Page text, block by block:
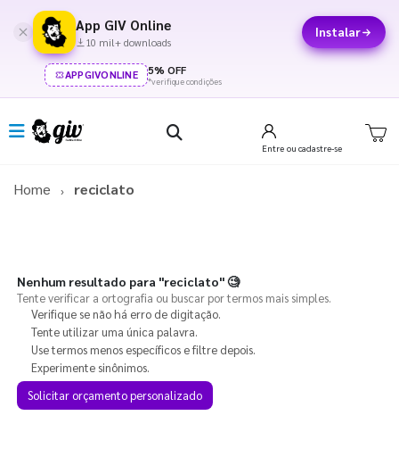
App GIV Online
10 mil+ downloads
Instalar
APPGIVONLINE 5% OFF
*verifique condições
Entre ou cadastre-se
Home reciclato
Nenhum resultado para "reciclato"🧐
Tente verificar a ortografia ou buscar por termos mais simples.
Verifique se não há erro de digitação.
Tente utilizar uma única palavra.
Use termos menos específicos e filtre depois.
Experimente sinônimos.
Solicitar orçamento personalizado